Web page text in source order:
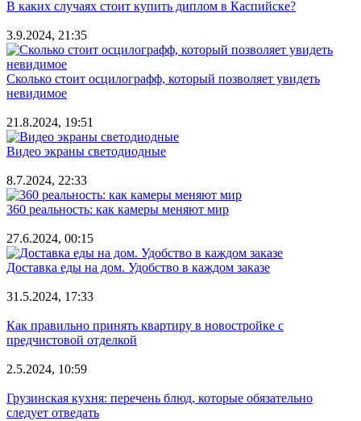
В каких случаях стоит купить диплом в Каспийске?
3.9.2024, 21:35
Сколько стоит осцилографф, который позволяет увидеть
невидимое
21.8.2024, 19:51
Видео экраны светодиодные
8.7.2024, 22:33
360 реальность: как камеры меняют мир
27.6.2024, 00:15
Доставка еды на дом. Удобство в каждом заказе
31.5.2024, 17:33
Как правильно принять квартиру в новостройке с
предчистовой отделкой
2.5.2024, 10:59
Грузинская кухня: перечень блюд, которые обязательно
следует отведать